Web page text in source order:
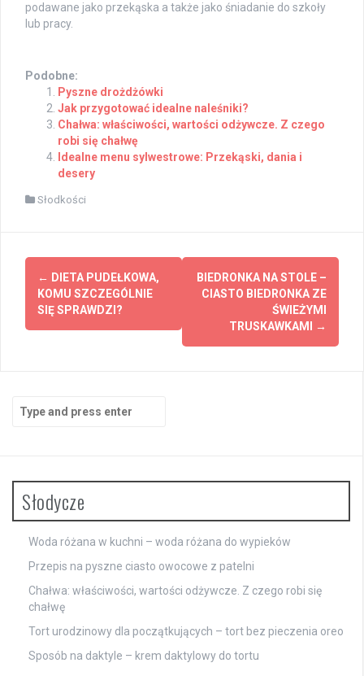
podawane jako przekąska a także jako śniadanie do szkoły
lub pracy.
Podobne:
Pyszne drożdżówki
Jak przygotować idealne naleśniki?
Chałwa: właściwości, wartości odżywcze. Z czego
robi się chałwę
Idealne menu sylwestrowe: Przekąski, dania i
desery
Słodkości
Post
navigation
← DIETA PUDEŁKOWA,
KOMU SZCZEGÓLNIE
SIĘ SPRAWDZI?
BIEDRONKA NA STOLE –
CIASTO BIEDRONKA ZE
ŚWIEŻYMI
TRUSKAWKAMI
→
for:
Słodycze
Woda różana w kuchni – woda różana do wypieków
Przepis na pyszne ciasto owocowe z patelni
Chałwa: właściwości, wartości odżywcze. Z czego robi się
chałwę
Tort urodzinowy dla początkujących – tort bez pieczenia oreo
Sposób na daktyle – krem daktylowy do tortu